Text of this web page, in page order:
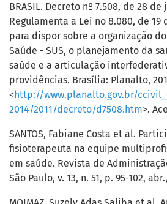
BRASIL. Decreto nº 7.508, de 28 de
Regulamenta a Lei no 8.080, de 19
para dispor sobre a organização
Saúde - SUS, o planejamento da
saúde e a articulação
providências. Brasília: Planalto,
< http://www.planalto.gov.br/
2014/2011/decreto/d7508.htm>.
SANTOS, Fabiane Costa et al.
fisioterapeuta na equipe
em saúde. Revista de
São Paulo, v. 13, n. 51, p. 95-102,